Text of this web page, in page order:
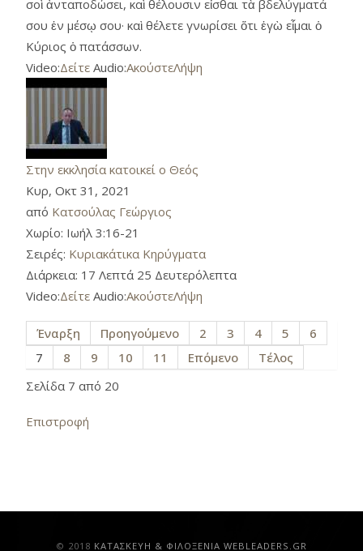
σοὶ ἀνταποδώσει, καὶ θέλουσιν εἶσθαι τὰ βδελύγματά
σου ἐν μέσῳ σου· καὶ θέλετε γνωρίσει ὅτι ἐγὼ εἶμαι ὁ
Κύριος ὁ πατάσσων.
Video:Δείτε Audio:ΑκούστεΛήψη
Στην εκκλησία κατοικεί ο Θεός
Κυρ, Οκτ 31, 2021
από Κατσούλας Γεώργιος
Χωρίο: Ιωήλ 3:16-21
Σειρές: Κυριακάτικα Κηρύγματα
Διάρκεια: 17 Λεπτά 25 Δευτερόλεπτα
Video:Δείτε Audio:ΑκούστεΛήψη
Έναρξη Προηγούμενο 2 3 4 5
6
7
8 9 10 11 Επόμενο
Τέλος
Σελίδα 7 από 20
Επιστροφή
© 2018 ΚAΤΑΣΚΕΥΗ & ΦΙΛΟΞΕΝΙΑ WEBLEADERS.GR